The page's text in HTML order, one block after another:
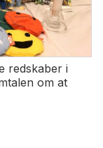
redskaber i
om at